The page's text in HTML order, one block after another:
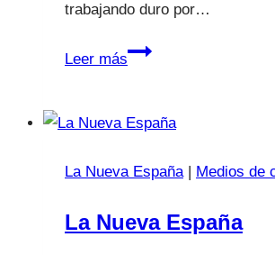
trabajando duro por…
Leer másDiario
La Nueva España| Medios de
La Nueva España